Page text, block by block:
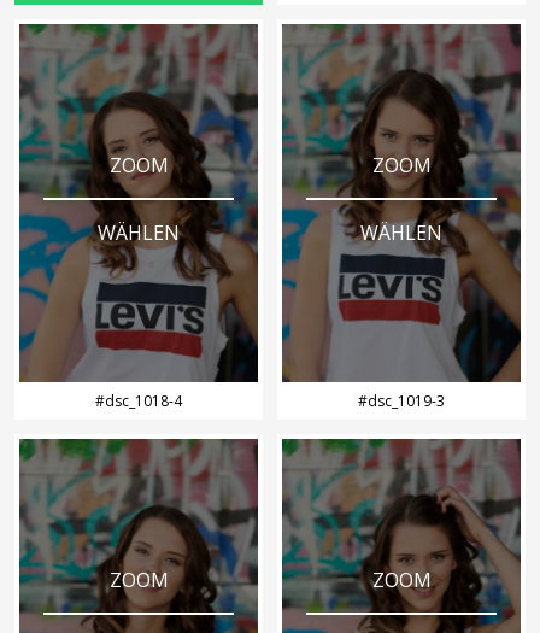
ZOOM
WÄHLEN
#dsc_1018-4
ZOOM
WÄHLEN
#dsc_1019-3
ZOOM ZOOM